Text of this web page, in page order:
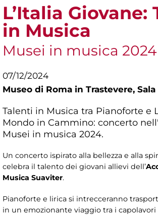
You are here
L’Italia Giovane:
in Musica
Musei in musica 2024
07/12/2024
Museo di Roma in Trastevere,
Talenti in Musica tra Pianoforte e
Mondo in Cammino: concerto
Musei in musica 2024.
Un concerto ispirato alla bellezza e alla
celebra il talento dei giovani allievi dell’
Musica Suaviter.
Pianoforte e lirica si intrecceranno
in un emozionante viaggio tra i